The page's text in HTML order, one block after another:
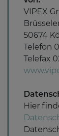
VIPEX
50674
Telefon
Telefax
Hier